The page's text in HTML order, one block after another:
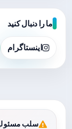
ما را دنبال کنید
اینستاگرام
سلب